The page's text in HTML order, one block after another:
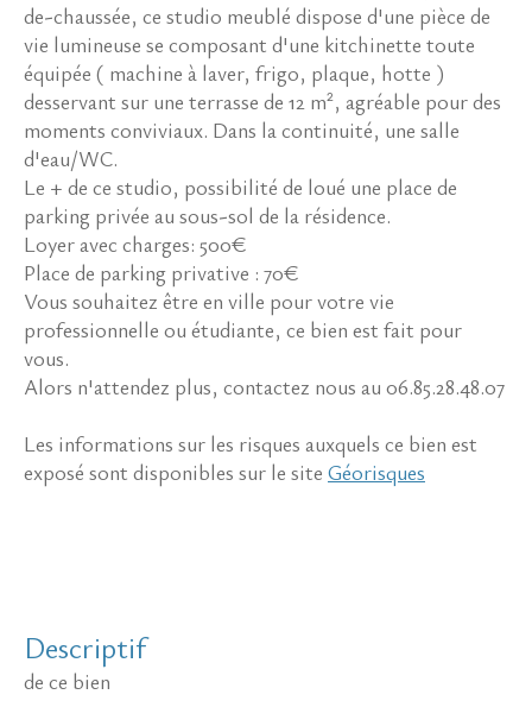
de-chaussée, ce studio meublé dispose d'une pièce de
vie lumineuse se composant d'une kitchinette toute
équipée ( machine à laver, frigo, plaque, hotte )
desservant sur une terrasse de 12 m², agréable pour des
moments conviviaux. Dans la continuité, une salle
d'eau/WC.
Le + de ce studio, possibilité de loué une place de
parking privée au sous-sol de la résidence.
Loyer avec charges: 500€
Place de parking privative : 70€
Vous souhaitez être en ville pour votre vie
professionnelle ou étudiante, ce bien est fait pour
vous.
Alors n'attendez plus, contactez nous au 06.85.28.48.07
Les informations sur les risques auxquels ce bien est
exposé sont disponibles sur le site Géorisques
descriptif
de ce bien